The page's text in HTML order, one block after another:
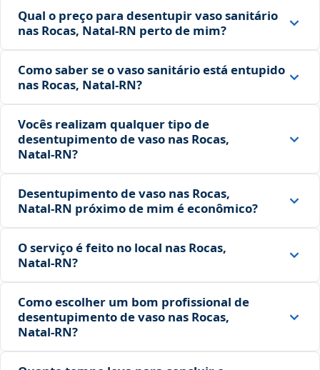
Qual o preço para desentupir vaso sanitário
nas Rocas, Natal‑RN perto de mim?
Como saber se o vaso sanitário está entupido
nas Rocas, Natal‑RN?
Vocês realizam qualquer tipo de
desentupimento de vaso nas Rocas,
Natal‑RN?
Desentupimento de vaso nas Rocas,
Natal‑RN próximo de mim é econômico?
O serviço é feito no local nas Rocas,
Natal‑RN?
Como escolher um bom profissional de
desentupimento de vaso nas Rocas,
Natal‑RN?